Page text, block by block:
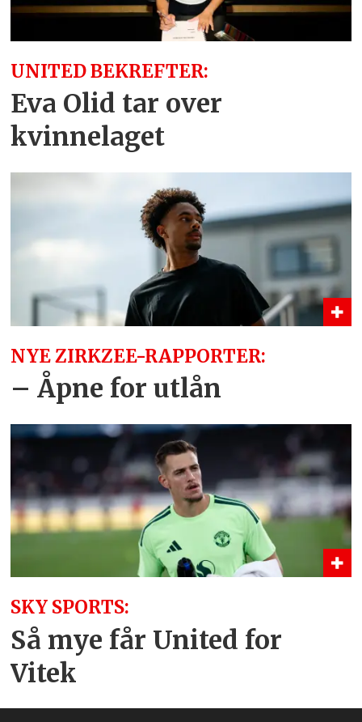
UNITED BEKREFTER:
Eva Olid tar over
kvinnelaget
NYE ZIRKZEE-RAPPORTER:
– Åpne for utlån
SKY SPORTS:
Så mye får United for
Vitek